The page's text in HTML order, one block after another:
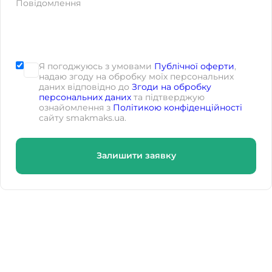
Повідомлення
Я погоджуюсь з умовами Публічної оферти,
надаю згоду на обробку моїх персональних
даних відповідно до Згоди на обробку
персональних даних та підтверджую
ознайомлення з Політикою конфіденційності
сайту smakmaks.ua.
Залишити заявку